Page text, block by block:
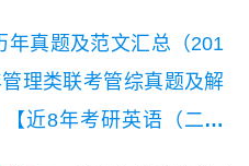
年真题及范文汇总（201
管理类联考管综真题及解
【近8年考研英语（二）